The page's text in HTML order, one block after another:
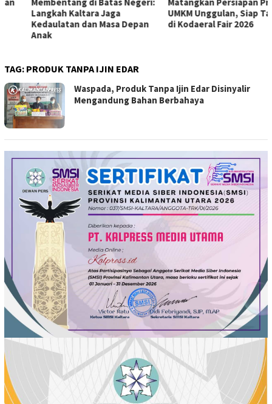
Langkah Kaltara Jaga
Kedaulatan dan Masa Depan
UMKM Unggulan, Siap Tampil
di Kodaeral Fair 2026
TAG: PRODUK TANPA IJIN EDAR
Waspada, Produk Tanpa Ijin Edar Disinyalir
Mengandung Bahan Berbahaya